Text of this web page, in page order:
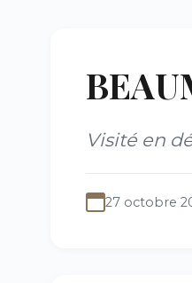
Visité en
27 octobre